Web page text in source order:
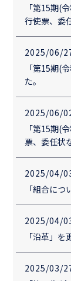
「第15期(
行使票、委
2025/06/
「第15期(
た。
2025/06/
「第15期(
票、委任状
2025/04/
「組合につ
2025/04/
「沿革」を
2025/03/